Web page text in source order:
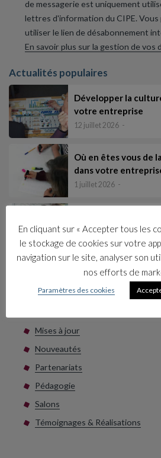
de messagerie est uniquement
lettres d'information du CIPE.
utiliser le lien de désabonnement
En savoir plus sur la gestion de
Actualités populaires
Développer la
votre entreprise
12 juillet 2026
Où en êtes vous de
dans votre
1 juillet 2026
tous les salariés
17 juin 2026
Collections
Mises à jour
Nouveautés
Partenariats
Pédagogie
Salons
Témoignages & Réalisations
En cliquant sur « Accepter tous les
le stockage de cookies sur votre
navigation sur le site, analyser son
nos efforts de
Paramètres des cookies